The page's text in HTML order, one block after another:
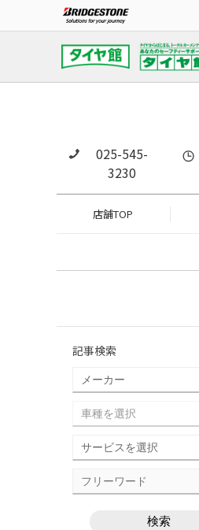
025-545-
3230
店舗TOP
記事検索